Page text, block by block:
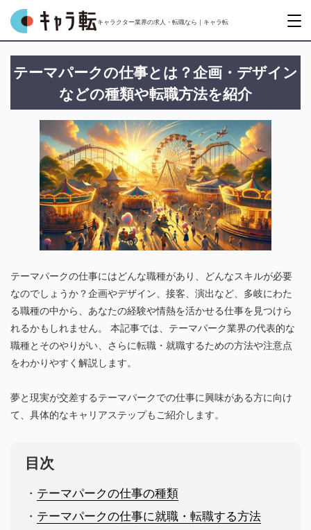
キャラクター業界の求人・転職なら｜キャラ転
テーマパークの仕事とは？企画・デザイン
などの種類や転職方法を紹介
テーマパークの仕事にはどんな職種があり、どんなスキルが必要
なのでしょうか？企画やデザイン、接客、演出など、多岐にわた
る職種の中から、あなたの経験や情熱を活かせる仕事を見つけら
れるかもしれません。 本記事では、テーマパーク業界の代表的な
職種とそのやりがい、さらに転職・就職するための方法や注意点
をわかりやすく解説します。
夢と現実が交差するテーマパークでの仕事に興味がある方に向け
て、具体的なキャリアステップもご紹介します。
目次
・ テーマパークの仕事の種類
・ テーマパークの仕事に就職・転職する方法